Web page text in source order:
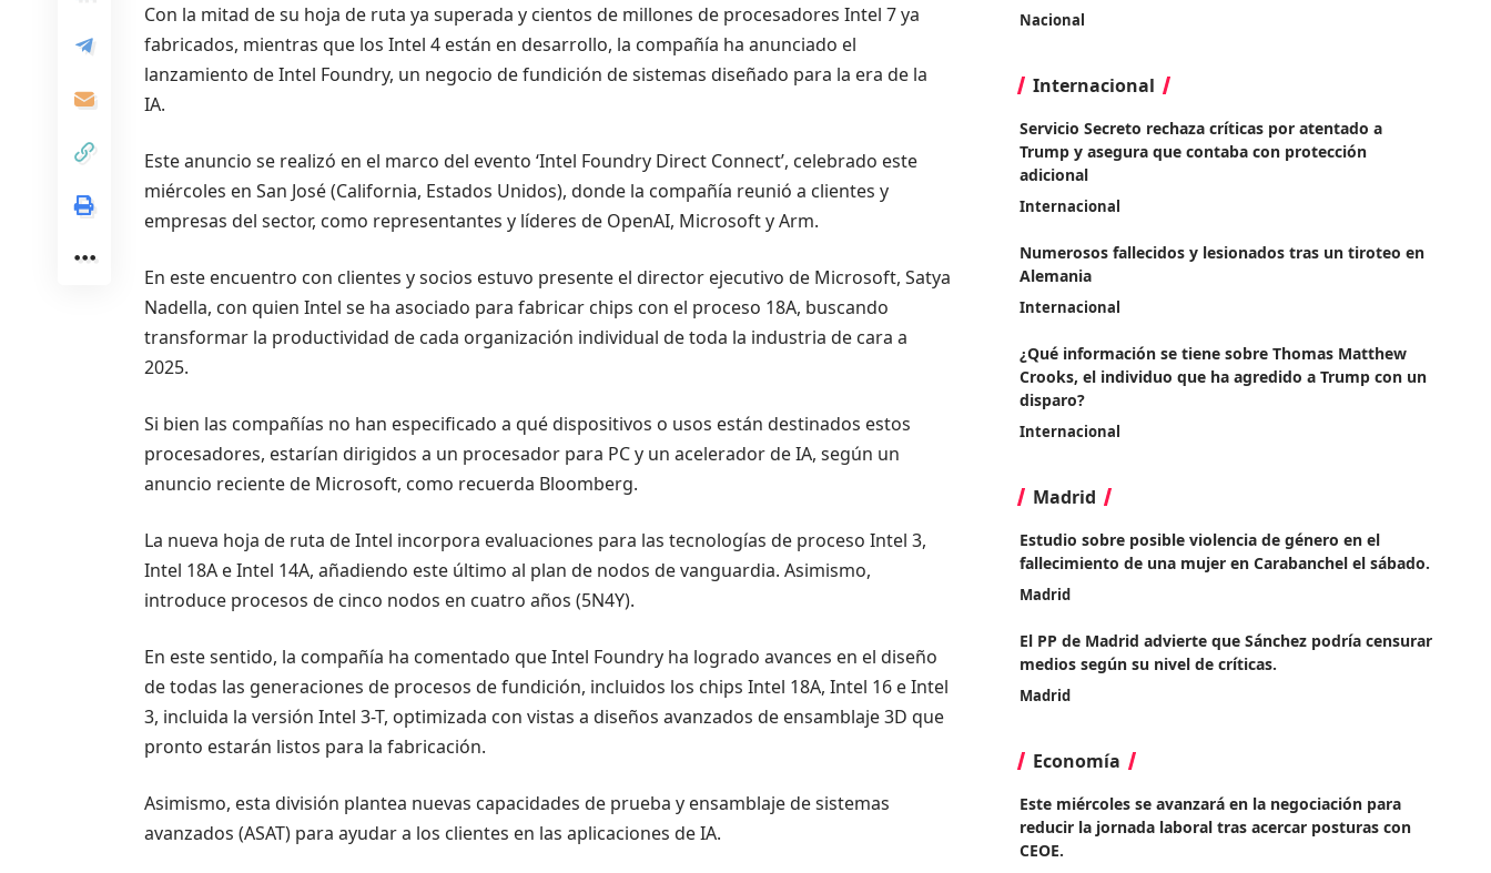
Con la mitad de su hoja de ruta ya superada y cientos de millones de procesadores Intel 7 ya
fabricados, mientras que los Intel 4 están en desarrollo, la compañía ha anunciado el
lanzamiento de Intel Foundry, un negocio de fundición de sistemas diseñado para la era de la
IA.
Este anuncio se realizó en el marco del evento ‘Intel Foundry Direct Connect’, celebrado este
miércoles en San José (California, Estados Unidos), donde la compañía reunió a clientes y
empresas del sector, como representantes y líderes de OpenAI, Microsoft y Arm.
En este encuentro con clientes y socios estuvo presente el director ejecutivo de Microsoft, Satya
Nadella, con quien Intel se ha asociado para fabricar chips con el proceso 18A, buscando
transformar la productividad de cada organización individual de toda la industria de cara a
2025.
Si bien las compañías no han especificado a qué dispositivos o usos están destinados estos
procesadores, estarían dirigidos a un procesador para PC y un acelerador de IA, según un
anuncio reciente de Microsoft, como recuerda Bloomberg.
La nueva hoja de ruta de Intel incorpora evaluaciones para las tecnologías de proceso Intel 3,
Intel 18A e Intel 14A, añadiendo este último al plan de nodos de vanguardia. Asimismo,
introduce procesos de cinco nodos en cuatro años (5N4Y).
En este sentido, la compañía ha comentado que Intel Foundry ha logrado avances en el diseño
de todas las generaciones de procesos de fundición, incluidos los chips Intel 18A, Intel 16 e Intel
3, incluida la versión Intel 3-T, optimizada con vistas a diseños avanzados de ensamblaje 3D que
pronto estarán listos para la fabricación.
Asimismo, esta división plantea nuevas capacidades de prueba y ensamblaje de sistemas
avanzados (ASAT) para ayudar a los clientes en las aplicaciones de IA.
Nacional
Internacional
Servicio Secreto rechaza críticas por atentado a
Trump y asegura que contaba con protección
adicional
Internacional
Numerosos fallecidos y lesionados tras un tiroteo en
Alemania
Internacional
¿Qué información se tiene sobre Thomas Matthew
Crooks, el individuo que ha agredido a Trump con un
disparo?
Internacional
Madrid
Estudio sobre posible violencia de género en el
fallecimiento de una mujer en Carabanchel el sábado.
Madrid
El PP de Madrid advierte que Sánchez podría censurar
medios según su nivel de críticas.
Madrid
Economía
Este miércoles se avanzará en la negociación para
reducir la jornada laboral tras acercar posturas con
CEOE.